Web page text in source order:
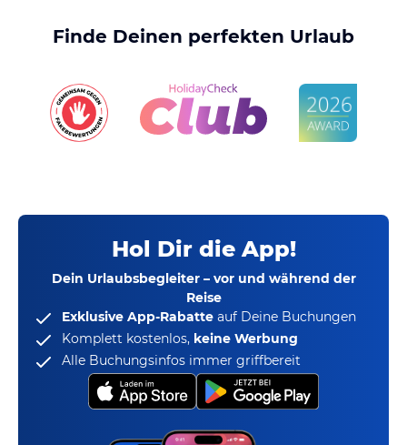
Finde Deinen perfekten Urlaub
Hol Dir die App!
Dein Urlaubsbegleiter – vor und während der
Reise
Exklusive App-Rabatte auf Deine Buchungen
Komplett kostenlos, keine Werbung
Alle Buchungsinfos immer griffbereit